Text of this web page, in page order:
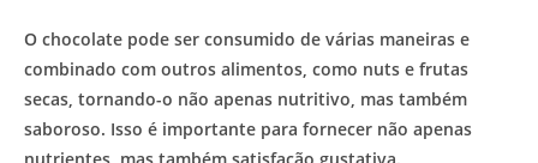
O chocolate pode ser consumido de várias maneiras e
combinado com outros alimentos, como nuts e frutas
secas, tornando-o não apenas nutritivo, mas também
saboroso. Isso é importante para fornecer não apenas
nutrientes, mas também satisfação gustativa.